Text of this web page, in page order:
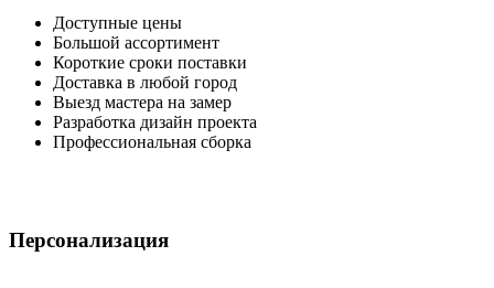
Доступные цены
Большой ассортимент
Короткие сроки поставки
Доставка в любой город
Выезд мастера на замер
Разработка дизайн проекта
Профессиональная сборка
Персонализация